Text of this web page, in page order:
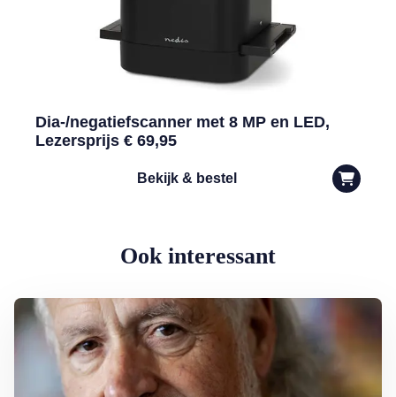
Dia-/negatiefscanner met 8 MP en LED,
Lezersprijs € 69,95
Bekijk & bestel
Ook interessant
Lees meer over George Baker (81) blijft liedjes schrijven en